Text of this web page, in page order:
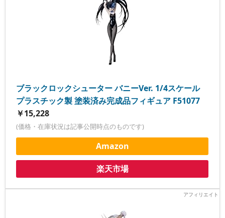
ブラックロックシューター バニーVer. 1/4スケール
プラスチック製 塗装済み完成品フィギュア F51077
￥15,228
(価格・在庫状況は記事公開時点のものです)
Amazon
楽天市場